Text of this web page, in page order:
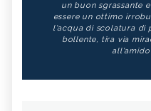
un buon sgrassante
essere un ottimo
l'acqua di scolatura di
bollente, tira via
all'amido